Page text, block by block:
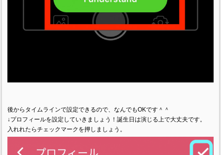
後からタイムラインで設定できるので、なんでもOKです＾＾
↓プロフィールを設定していきましょう！誕生日は演じる上で大丈夫です。
入れれたらチェックマークを押しましょう。